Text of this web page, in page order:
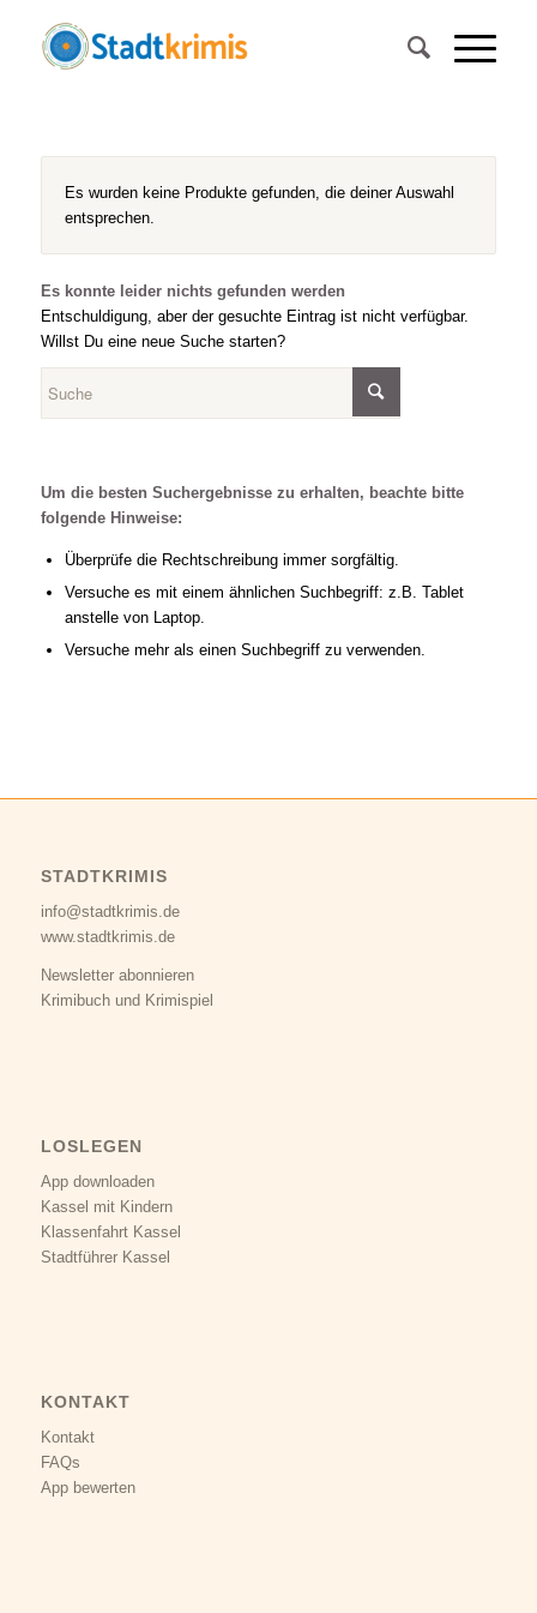
Es wurden keine Produkte gefunden, die deiner Auswahl
entsprechen.
Es konnte leider nichts gefunden werden
Entschuldigung, aber der gesuchte Eintrag ist nicht verfügbar.
Willst Du eine neue Suche starten?
Um die besten Suchergebnisse zu erhalten, beachte bitte
folgende Hinweise:
Überprüfe die Rechtschreibung immer sorgfältig.
Versuche es mit einem ähnlichen Suchbegriff: z.B. Tablet
anstelle von Laptop.
Versuche mehr als einen Suchbegriff zu verwenden.
STADTKRIMIS
info@stadtkrimis.de
www.stadtkrimis.de
Newsletter abonnieren
Krimibuch und Krimispiel
LOSLEGEN
App downloaden
Kassel mit Kindern
Klassenfahrt Kassel
Stadtführer Kassel
KONTAKT
Kontakt
FAQs
App bewerten